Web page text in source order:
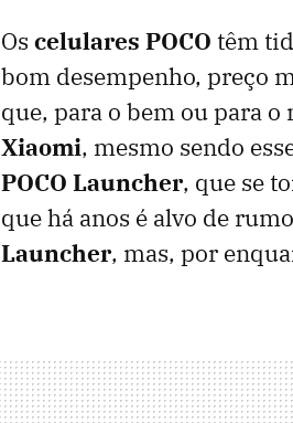
Os celulares POCO têm
bom desempenho, preço
que, para o bem ou para
Xiaomi, mesmo sendo
POCO Launcher, que se
que há anos é alvo de
Launcher, mas, por